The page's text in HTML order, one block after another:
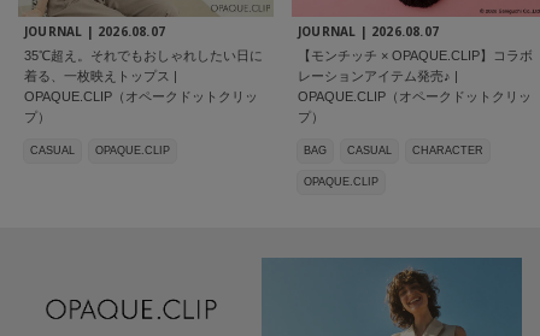
JOURNAL | 2026.08.07
35℃超え。それでもおしゃれしたい日に
着る、一枚映えトップス |
OPAQUE.CLIP（オペークドットクリッ
プ）
CASUAL OPAQUE.CLIP
JOURNAL | 2026.08.07
【モンチッチ × OPAQUE.CLIP】コラボ
レーションアイテム発売♪ |
OPAQUE.CLIP（オペークドットクリッ
プ）
BAG CASUAL CHARACTER
OPAQUE.CLIP